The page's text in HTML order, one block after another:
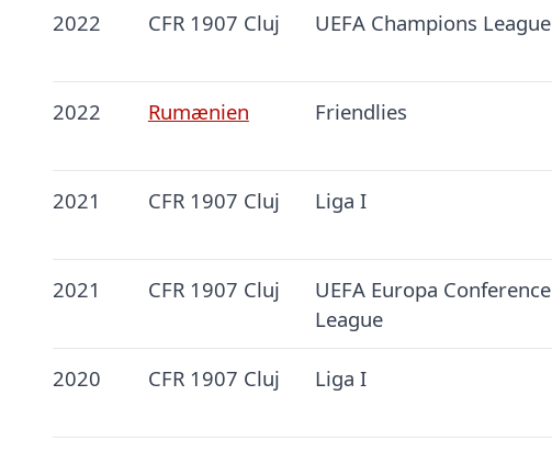
2022 CFR 1907 Cluj UEFA Champions League
2022 Rumænien Friendlies
2021 CFR 1907 Cluj Liga I
2021 CFR 1907 Cluj
UEFA Europa Conference
League
2020 CFR 1907 Cluj Liga I